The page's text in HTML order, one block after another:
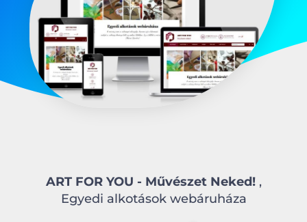
ART FOR YOU - Művészet Neked! ,
Egyedi alkotások webáruháza